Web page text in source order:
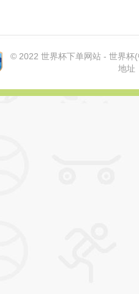
© 2022 世界杯下单网站 - 世界
地址